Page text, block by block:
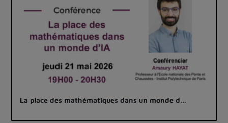
La place des mathématiques dans un monde d…